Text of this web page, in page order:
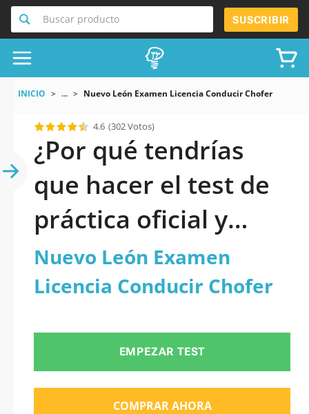
Buscar producto SUSCRIBIR
INICIO ... Nuevo León Examen Licencia Conducir Chofer
4.6 (302 Votos)
¿Por qué tendrías
que hacer el test de
práctica oficial y
actualizado de
Nuevo León Examen
Chofer 2026?
Nuevo León Examen
Licencia Conducir Chofer
EMPEZAR TEST
COMPRAR AHORA